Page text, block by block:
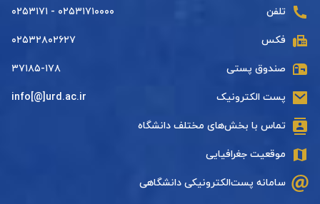
تلفن ۰۲۵۳۱۷۱۰۰۰۰ - ۰۲۵۳۱۷۱
فکس ۰۲۵۳۲۸۰۲۶۲۷
صندوق پستی ۳۷۱۸۵-۱۷۸
پست الکترونیک info[@]urd.ac.ir
تماس با بخش‌های مختلف دانشگاه
موقعیت جغرافیایی
سامانه پست‌الکترونیکی دانشگاهی